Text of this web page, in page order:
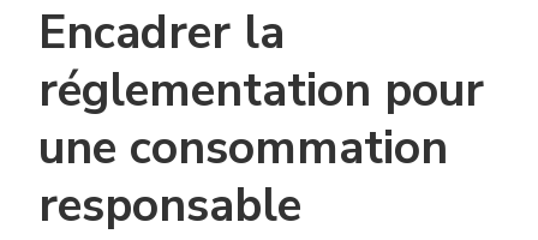
Encadrer la
réglementation pour
une consommation
responsable